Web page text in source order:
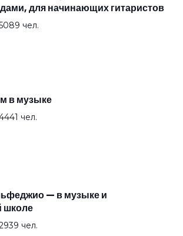
похмелья
для начинающих гитаристов
чел.
в музыке
чел.
— в музыке и
школе
чел.